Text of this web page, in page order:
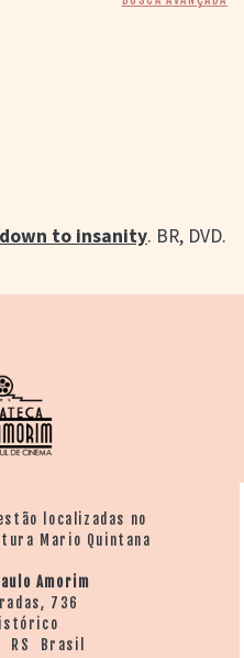
to insanity. BR, DVD.
localizadas no
Mario Quintana
Amorim
736
RS Brasil